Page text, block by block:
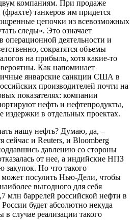
компаниям. При продаже
танкеров им придется
цепочки из всевозможных
следы». Это означает
операционной деятельности и
сократятся объемы
на прибыль, хотя какие-то
Как напоминает
январские санкции США в
производителей почти на
показателях: компании
нефть и нефтепродукты,
издержки в отдельных проектах.
нашу нефть? Думаю, да, –
и Reuters, и Bloomberg
давлению со стороны
от нее, а индийские НПЗ
закупок. Но что такого
посулить Нью-Дели, чтобы
выгодного для себя
млн баррелей российской нефти в
будет абсолютно некуда
в случае реализации такого